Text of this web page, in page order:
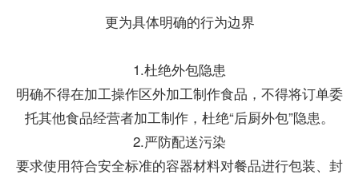
更为具体明确的行为边界
1.杜绝外包隐患
明确不得在加工操作区外加工制作食品，不得将订单委
托其他食品经营者加工制作，杜绝“后厨外包”隐患。
2.严防配送污染
要求使用符合安全标准的容器材料对餐品进行包装、封